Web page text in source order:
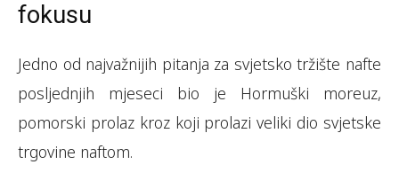
fokusu
Jedno od najvažnijih pitanja za svjetsko tržište nafte
posljednjih mjeseci bio je Hormuški moreuz,
pomorski prolaz kroz koji prolazi veliki dio svjetske
trgovine naftom.